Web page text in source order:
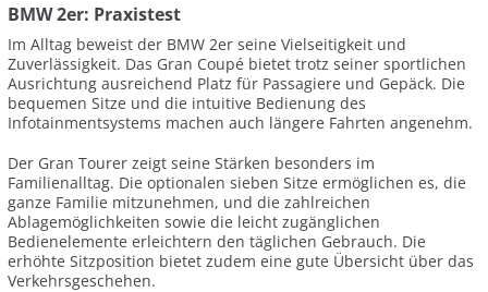
BMW 2er: Praxistest
Im Alltag beweist der BMW 2er seine Vielseitigkeit und
Zuverlässigkeit. Das Gran Coupé bietet trotz seiner sportlichen
Ausrichtung ausreichend Platz für Passagiere und Gepäck. Die
bequemen Sitze und die intuitive Bedienung des
Infotainmentsystems machen auch längere Fahrten angenehm.
Der Gran Tourer zeigt seine Stärken besonders im
Familienalltag. Die optionalen sieben Sitze ermöglichen es, die
ganze Familie mitzunehmen, und die zahlreichen
Ablagemöglichkeiten sowie die leicht zugänglichen
Bedienelemente erleichtern den täglichen Gebrauch. Die
erhöhte Sitzposition bietet zudem eine gute Übersicht über das
Verkehrsgeschehen.